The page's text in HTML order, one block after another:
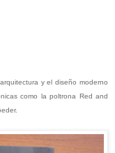
y el diseño moderno
como la poltrona Red and
r.